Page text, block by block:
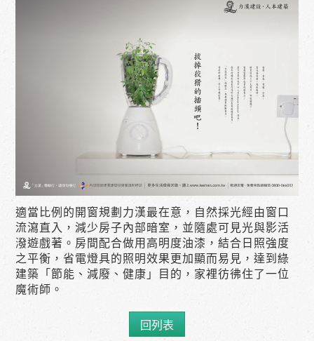
適當比例的開窗規劃力漢最在意，自然採光經由窗口
流瀉直入，減少房子內部暗室，並隨處可見光與影活
潑遊戲著。房間配合做用高明度油漆，結合日照強度
之平衡，省電燈具的照明效果更加顯而易見，達到綠
建築「節能、減廢、健康」目的，家裡彷彿住了一位
魔術師。
回列表